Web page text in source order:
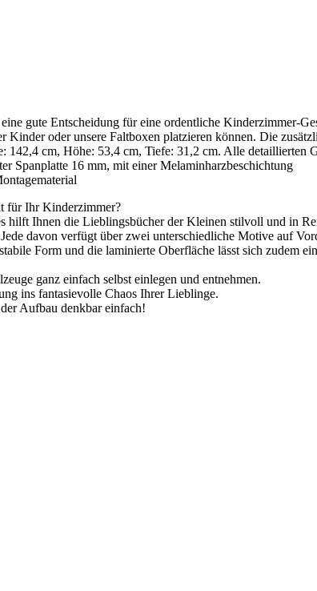
gute Entscheidung für eine ordentliche Kinderzimmer-
Kinder oder unsere Faltboxen platzieren können. Die
cm, Höhe: 53,4 cm, Tiefe: 31,2 cm. Alle detaillierten
Spanplatte 16 mm, mit einer Melaminharzbeschichtung
für Ihr Kinderzimmer?
hilft Ihnen die Lieblingsbücher der Kleinen stilvoll und in
davon verfügt über zwei unterschiedliche Motive auf
Form und die laminierte Oberfläche lässt sich zudem
ganz einfach selbst einlegen und entnehmen.
ins fantasievolle Chaos Ihrer Lieblinge.
Aufbau denkbar einfach!